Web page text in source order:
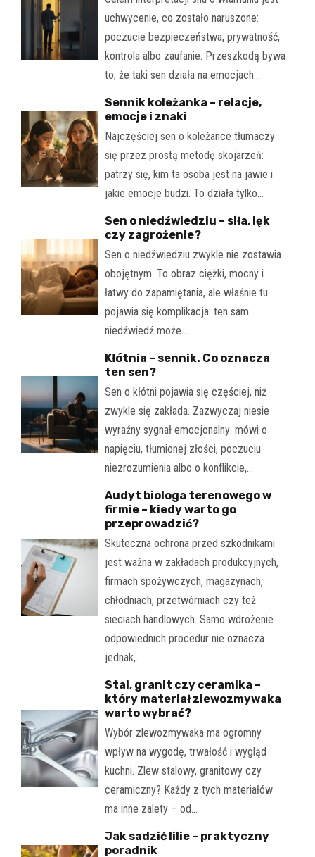
uchwycenie, co zostało naruszone:
poczucie bezpieczeństwa, prywatność,
kontrola albo zaufanie. Przeszkodą bywa
to, że taki sen działa na emocjach…
Sennik koleżanka – relacje,
emocje i znaki
Najczęściej sen o koleżance tłumaczy
się przez prostą metodę skojarzeń:
patrzy się, kim ta osoba jest na jawie i
jakie emocje budzi. To działa tylko…
Sen o niedźwiedziu – siła, lęk
czy zagrożenie?
Sen o niedźwiedziu zwykle nie zostawia
obojętnym. To obraz ciężki, mocny i
łatwy do zapamiętania, ale właśnie tu
pojawia się komplikacja: ten sam
niedźwiedź może…
Kłótnia – sennik. Co oznacza
ten sen?
Sen o kłótni pojawia się częściej, niż
zwykle się zakłada. Zazwyczaj niesie
wyraźny sygnał emocjonalny: mówi o
napięciu, tłumionej złości, poczuciu
niezrozumienia albo o konflikcie,…
Audyt biologa terenowego w
firmie – kiedy warto go
przeprowadzić?
Skuteczna ochrona przed szkodnikami
jest ważna w zakładach produkcyjnych,
firmach spożywczych, magazynach,
chłodniach, przetwórniach czy też
sieciach handlowych. Samo wdrożenie
odpowiednich procedur nie oznacza
jednak,…
Stal, granit czy ceramika –
który materiał zlewozmywaka
warto wybrać?
Wybór zlewozmywaka ma ogromny
wpływ na wygodę, trwałość i wygląd
kuchni. Zlew stalowy, granitowy czy
ceramiczny? Każdy z tych materiałów
ma inne zalety – od…
Jak sadzić lilie – praktyczny
poradnik